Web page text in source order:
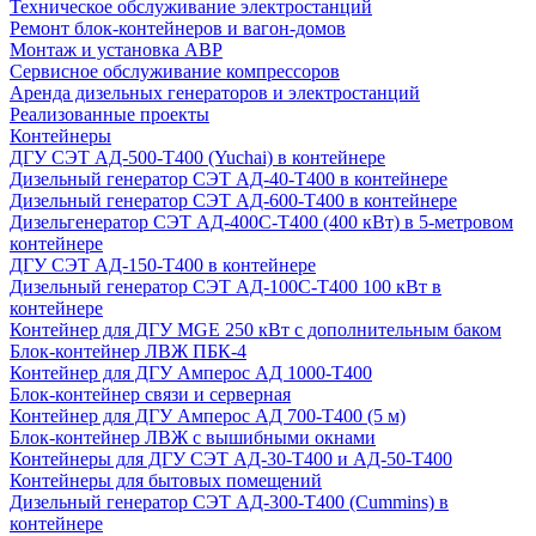
Техническое обслуживание электростанций
Ремонт блок-контейнеров и вагон-домов
Монтаж и установка АВР
Сервисное обслуживание компрессоров
Аренда дизельных генераторов и электростанций
Реализованные проекты
Контейнеры
ДГУ СЭТ АД-500-Т400 (Yuchai) в контейнере
Дизельный генератор СЭТ АД-40-Т400 в контейнере
Дизельный генератор СЭТ АД-600-Т400 в контейнере
Дизельгенератор СЭТ АД-400С-Т400 (400 кВт) в 5-метровом
контейнере
ДГУ СЭТ АД-150-Т400 в контейнере
Дизельный генератор СЭТ АД-100С-Т400 100 кВт в
контейнере
Контейнер для ДГУ MGE 250 кВт с дополнительным баком
Блок-контейнер ЛВЖ ПБК-4
Контейнер для ДГУ Амперос АД 1000-Т400
Блок-контейнер связи и серверная
Контейнер для ДГУ Амперос АД 700-Т400 (5 м)
Блок-контейнер ЛВЖ с вышибными окнами
Контейнеры для ДГУ СЭТ АД-30-Т400 и АД-50-Т400
Контейнеры для бытовых помещений
Дизельный генератор СЭТ АД-300-Т400 (Cummins) в
контейнере